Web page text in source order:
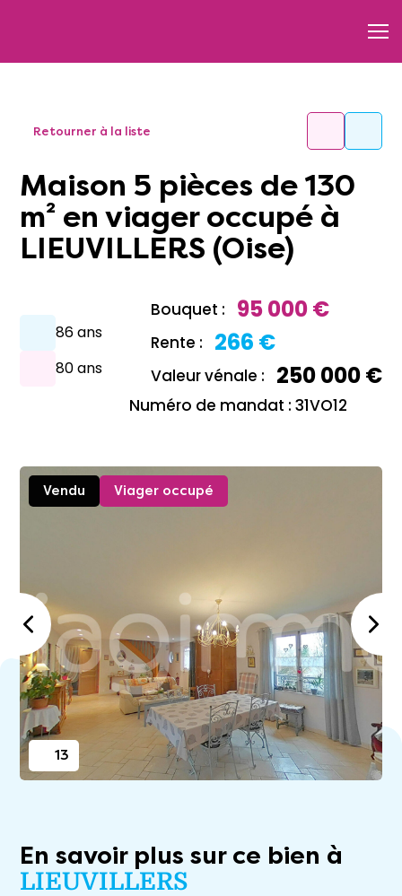
Retourner à la liste
Maison 5 pièces de 130
m² en viager occupé à
LIEUVILLERS (Oise)
86 ans
80 ans
Bouquet : 95 000 €
Rente : 266 €
Valeur vénale : 250 000 €
Numéro de mandat : 31VO12
Vendu Viager occupé
13
En savoir plus sur ce bien à
LIEUVILLERS